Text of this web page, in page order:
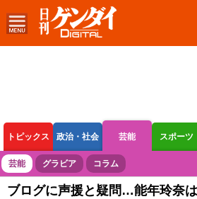
トピックス 政治・社会 芸能 スポーツ
ボートレース 競輪 オートレース
芸能 グラビア コラム
ブログに声援と疑問…能年玲奈